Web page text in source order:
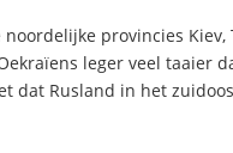
provincies Kiev,
leger veel taaier
dat Rusland in het